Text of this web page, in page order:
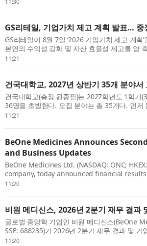
GS리테일, 기업가치 제고 계획 발표…
GS리테일이 8월 7일 ‘2026 기업가치 제고 계
본연의 수익성 강화 및 자산 효율성 제고를 양
주주환원 정책을 강화한다는 것이 핵심이다.
11:21
건국대학교, 2027년 상반기 35개 분야서
건국대학교(총장 원종필)는 2027학년도 1학기
36명을 초빙한다. 모집 분야는 총 35개다. 먼
지능커뮤니케이션/저널리즘 분야 신임 교원을
11:21
BeOne Medicines Announces
and Business Updates
BeOne Medicines Ltd. (NASDAQ: ONC;
company, today announced financial
quarter of 2026. John V. Oyler, Co-Founder,
11:20
비원 메디신스, 2026년 2분기 재무 결과
글로벌 종양학 기업인 비원 메디신스(BeOne
SSE: 688235)가 2026년 2분기 재무 결과 및
겸 회장 겸 CEO인 존 V. 오일러(John V. Oyler)
11:20